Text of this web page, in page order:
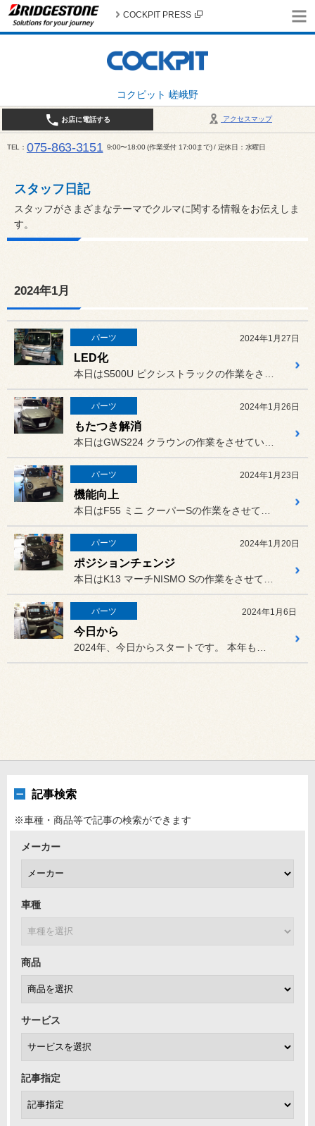
コクピット 嵯峨野
COCKPIT PRESS
アクセスマップ
お店に電話する
TEL 075-863-3151 9:00〜18:00 (作業受付 17:00まで) / 定休日：水曜日
スタッフ日記
スタッフがさまざまなテーマでクルマに関する情報をお伝えしま
す。
2024年1月
パーツ 2024年1月27日
LED化
パーツ 2024年1月26日
もたつき解消
パーツ 2024年1月23日
機能向上
パーツ 2024年1月20日
ポジションチェンジ
パーツ 2024年1月6日
今日から
記事検索
※車種・商品等で記事の検索ができます
メーカー
車種
商品
サービス
記事指定